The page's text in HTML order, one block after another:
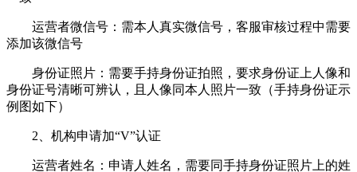
运营者微信号：需本人真实微信号，客服审核过程中需要
添加该微信号
身份证照片：需要手持身份证拍照，要求身份证上人像和
身份证号清晰可辨认，且人像同本人照片一致（手持身份证示
例图如下）
2、机构申请加“V”认证
运营者姓名：申请人姓名，需要同手持身份证照片上的姓